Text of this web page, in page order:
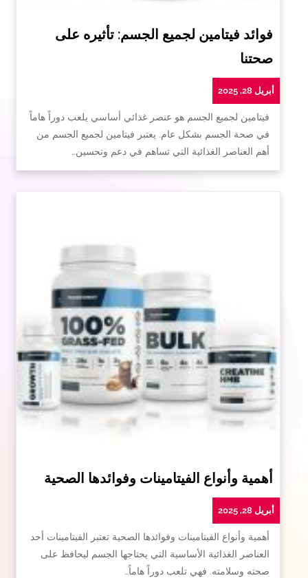
فوائد فيتامين لجميع الجسم: تأثيره على
صحتنا
أبريل 28, 2025
فيتامين لجميع الجسم هو عنصر غذائي أساسي يلعب دوراً هاماً
في صحة الجسم بشكل عام. يعتبر فيتامين لجميع الجسم من
أهم العناصر الغذائية التي تساهم في دعم وتحسين…
أهمية وأنواع الفيتامينات وفوائدها الصحية
أبريل 28, 2025
أهمية وأنواع الفيتامينات وفوائدها الصحية تعتبر الفيتامينات أحد
العناصر الغذائية الأساسية التي يحتاجها الجسم ليحافظ على
صحته وسلامته. فهي تلعب دوراً هاماً…